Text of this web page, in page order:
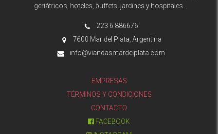
geriátricos, hoteles, buffets, jardines y hospitales.
223 6 886676
7600 Mar del Plata, Argentina
info@viandasmardelplata.com
EMPRESAS
TÉRMINOS Y CONDICIONES
CONTACTO
FACEBOOK